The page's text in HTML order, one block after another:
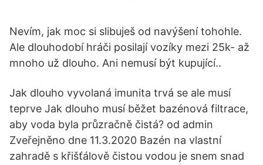
Nevím, jak moc si slibuješ od navýšení tohohle.
Ale dlouhodobí hráči posilají vozíky mezi 25k- až
mnoho už dlouho. Ani nemusí být kupující..
Jak dlouho vyvolaná imunita trvá se ale musí
teprve Jak dlouho musí běžet bazénová filtrace,
aby voda byla průzračně čistá? od admin
Zveřejněno dne 11.3.2020 Bazén na vlastní
zahradě s křišťálově čistou vodou je snem snad